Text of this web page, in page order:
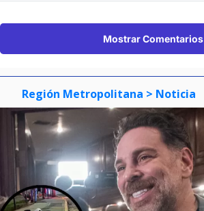
Mostrar Comentarios
Región Metropolitana > Noticia